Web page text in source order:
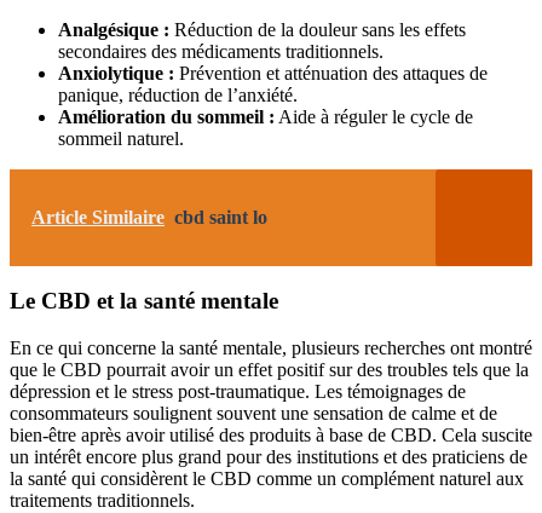
Analgésique : Réduction de la douleur sans les effets
secondaires des médicaments traditionnels.
Anxiolytique : Prévention et atténuation des attaques de
panique, réduction de l’anxiété.
Amélioration du sommeil : Aide à réguler le cycle de
sommeil naturel.
Article Similaire cbd saint lo
Le CBD et la santé mentale
En ce qui concerne la santé mentale, plusieurs recherches ont montré
que le CBD pourrait avoir un effet positif sur des troubles tels que la
dépression et le stress post-traumatique. Les témoignages de
consommateurs soulignent souvent une sensation de calme et de
bien-être après avoir utilisé des produits à base de CBD. Cela suscite
un intérêt encore plus grand pour des institutions et des praticiens de
la santé qui considèrent le CBD comme un complément naturel aux
traitements traditionnels.